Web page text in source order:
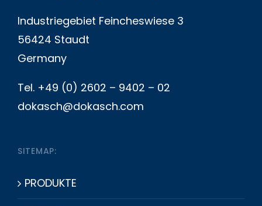
Industriegebiet Feincheswiese 3
56424 Staudt
Germany
Tel. +49 (0) 2602 – 9402 – 02
dokasch@dokasch.com
SITEMAP:
PRODUKTE